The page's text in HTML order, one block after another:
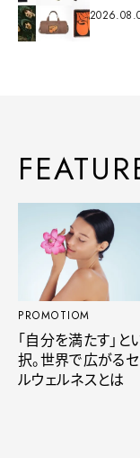
PROMOTIOM
「自分を満たす」と
択。世界で広がる
ルウェルネスとは